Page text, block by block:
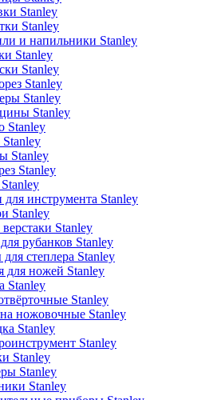
Stanley
Stanley
и напильники Stanley
Stanley
Stanley
Stanley
Stanley
Stanley
Stanley
Stanley
Stanley
инструмента Stanley
Stanley
Stanley
рубанков Stanley
степлера Stanley
для ножей Stanley
Stanley
Stanley
ножовочные Stanley
Stanley
Stanley
Stanley
Stanley
Stanley